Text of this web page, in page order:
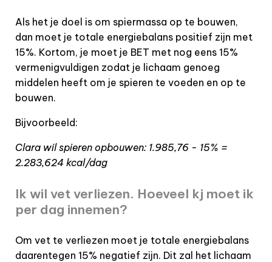
Als het je doel is om spiermassa op te bouwen,
dan moet je totale energiebalans positief zijn met
15%. Kortom, je moet je BET met nog eens 15%
vermenigvuldigen zodat je lichaam genoeg
middelen heeft om je spieren te voeden en op te
bouwen.
Bijvoorbeeld:
Clara wil spieren opbouwen: 1.985,76 - 15% =
2.283,624 kcal/dag
Ik wil vet verliezen. Hoeveel kj moet ik
per dag innemen?
Om vet te verliezen moet je totale energiebalans
daarentegen 15% negatief zijn. Dit zal het lichaam